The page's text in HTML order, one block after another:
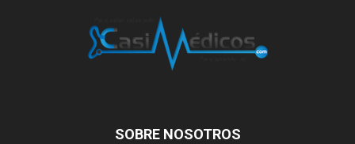
SOBRE NOSOTROS